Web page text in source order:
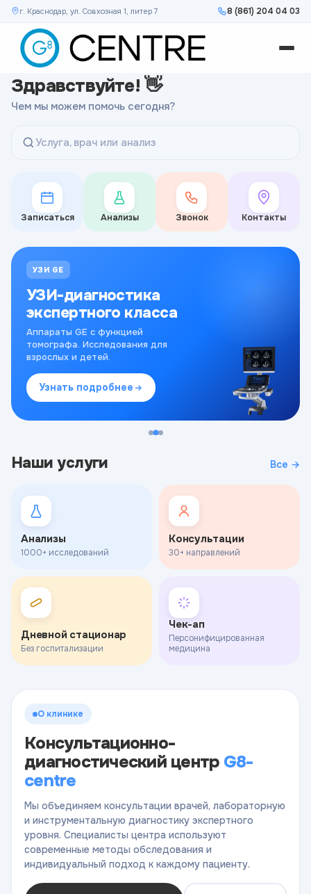
г. Краснодар, ул. Совхозная 1, литер 7 8 (861) 204 04 03
Здравствуйте! 👋
Чем мы можем помочь сегодня?
Услуга, врач или анализ
Записаться Анализы Звонок Контакты
УЗИ GE
УЗИ-диагностика
экспертного класса
Аппараты GE с функцией
томографа. Исследования для
взрослых и детей.
Узнать подробнее
Наши услуги Все →
Анализы
1000+ исследований
Консультации
30+ направлений
Дневной стационар
Без госпитализации
Чек-ап
Персонифицированная
медицина
О клинике
Консультационно-
диагностический центр G8-
centre
Мы объединяем консультации врачей, лабораторную
и инструментальную диагностику экспертного
уровня. Специалисты центра используют
современные методы обследования и
индивидуальный подход к каждому пациенту.